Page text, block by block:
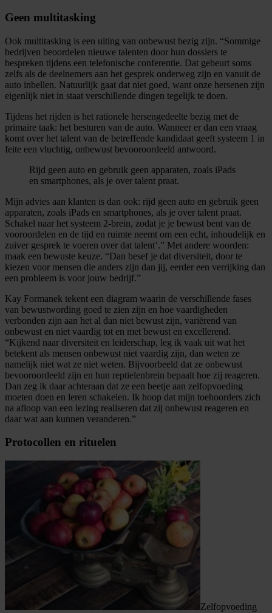
Geen multitasking
Ook multitasking is een uiting van onbewust bezig zijn. “Sommige
bedrijven beoordelen nieuwe talenten door hun dossiers te
bespreken tijdens een telefonische conferentie. Dat gebeurt soms
zelfs als de deelnemers aan het gesprek onderweg zijn en vanuit de
auto inbellen. Natuurlijk gaat dat niet goed, want onze hersenen zijn
eigenlijk niet in staat verschillende dingen tegelijk te doen.
Tijdens het rijden is het rationele hersengedeelte bezig met de
primaire taak: het besturen van de auto. Wanneer er dan een vraag
komt over het talent van de betreffende kandidaat geeft systeem 1 in
feite een vluchtig, onbewust bevooroordeeld antwoord.
Rijd geen auto en gebruik geen apparaten, zoals iPads
en smartphones, als je over talent praat.
Mijn advies aan klanten is dan ook: rijd geen auto en gebruik geen
apparaten, zoals iPads en smartphones, als je over talent praat.
Schakel naar het systeem 2-brein, zodat je je bewust bent van de
vooroordelen en de tijd en ruimte neemt om een echt, inhoudelijk en
zuiver gesprek te voeren over dat talent’.” Met andere woorden:
maak een bewuste keuze. “Dan besef je dat diversiteit, door te
kiezen voor mensen die anders zijn dan jij, eerder een verrijking dan
een probleem is voor jouw bedrijf.”
Kay Formanek tekent een diagram waarin de verschillende fases
van bewustwording goed te zien zijn en hoe vaardigheden
verbonden zijn aan het al dan niet bewust zijn, variërend van
onbewust en niet vaardig tot en met bewust en excellerend.
“Kijkend naar diversiteit en leiderschap, leg ik vaak uit wat het
betekent als mensen onbewust niet vaardig zijn, dan weten ze
namelijk niet wat ze niet weten. Bijvoorbeeld dat ze onbewust
bevooroordeeld zijn en hun reptielenbrein bepaalt hoe zij reageren.
Dan zeg ik daar achteraan dat ze een beetje aan zelfopvoeding
moeten doen en leren schakelen. Ik hoop dat mijn toehoorders zich
na afloop van een lezing realiseren dat zij onbewust reageren en
daar wat aan kunnen veranderen.”
Protocollen en rituelen
Zelfopvoeding